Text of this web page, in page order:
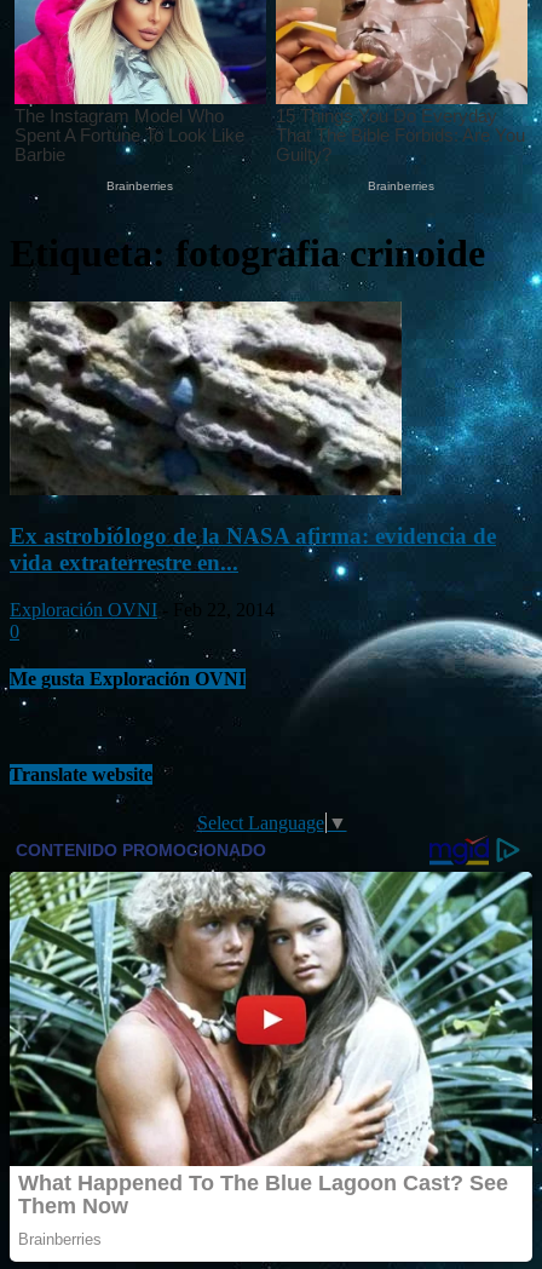
Etiqueta: fotografia crinoide
Ex astrobiólogo de la NASA afirma: evidencia de
vida extraterrestre en...
Exploración OVNI
Feb 22, 2014
0
Me gusta Exploración OVNI
Translate website
Select Language ▼